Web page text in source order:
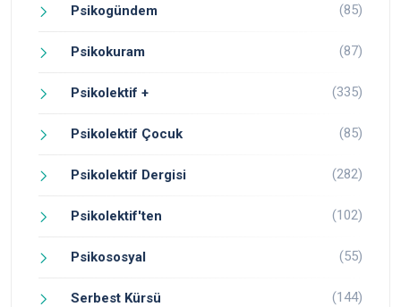
Psikogündem (85)
Psikokuram (87)
Psikolektif + (335)
Psikolektif Çocuk (85)
Psikolektif Dergisi (282)
Psikolektif'ten (102)
Psikososyal (55)
Serbest Kürsü (144)